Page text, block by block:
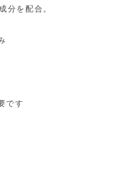
分を配合。
です